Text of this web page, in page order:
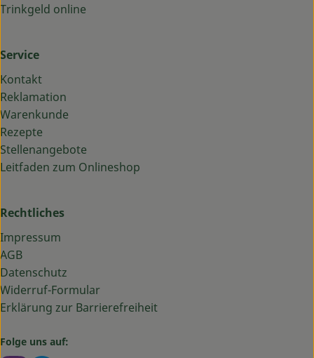
Trinkgeld online
Service
Kontakt
Reklamation
Warenkunde
Rezepte
Stellenangebote
Leitfaden zum Onlineshop
Rechtliches
Impressum
AGB
Datenschutz
Widerruf-Formular
Erklärung zur Barrierefreiheit
Folge uns auf: